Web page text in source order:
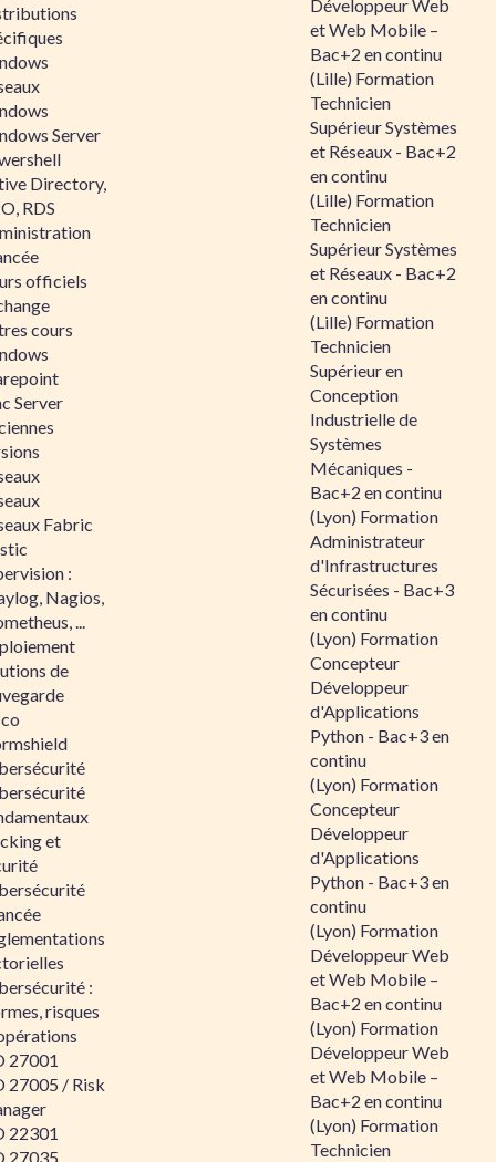
Server
Directory,
RDS
officiels
cours
Server
Fabric
:
Nagios,
...
de
et
:
risques
27001
27005 / Risk
22301
27035
Développeur Web
et Web Mobile –
Bac+2 en continu
(Lille) Formation
Technicien
Supérieur Systèmes
et Réseaux - Bac+2
en continu
(Lille) Formation
Technicien
Supérieur Systèmes
et Réseaux - Bac+2
en continu
(Lille) Formation
Technicien
Supérieur en
Conception
Industrielle de
Systèmes
Mécaniques -
Bac+2 en continu
(Lyon) Formation
Administrateur
d'Infrastructures
Sécurisées - Bac+3
en continu
(Lyon) Formation
Concepteur
Développeur
d'Applications
Python - Bac+3 en
continu
(Lyon) Formation
Concepteur
Développeur
d'Applications
Python - Bac+3 en
continu
(Lyon) Formation
Développeur Web
et Web Mobile –
Bac+2 en continu
(Lyon) Formation
Développeur Web
et Web Mobile –
Bac+2 en continu
(Lyon) Formation
Technicien